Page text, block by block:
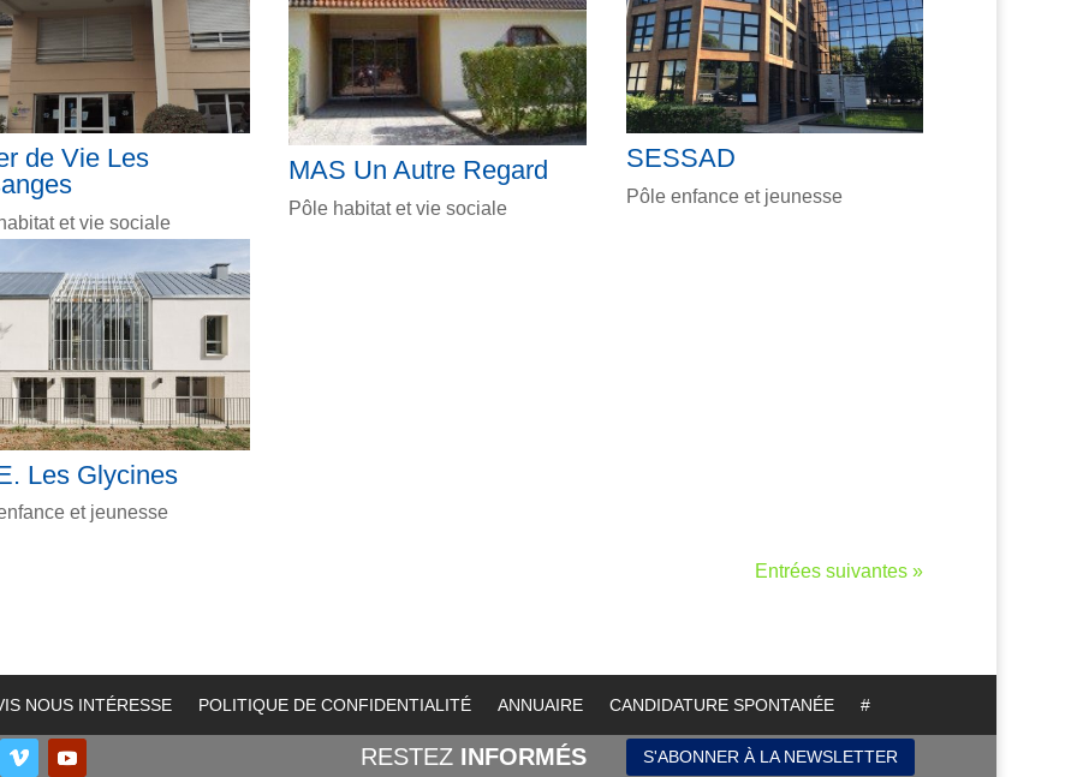
de Vie Les
et vie sociale
MAS Un Autre Regard
Pôle habitat et vie sociale
SESSAD
Pôle enfance et jeunesse
Les Glycines
et jeunesse
Entrées suivantes »
NOUS INTÉRESSE POLITIQUE DE CONFIDENTIALITÉ ANNUAIRE CANDIDATURE SPONTANÉE #
RESTEZ INFORMÉS S'ABONNER À LA NEWSLETTER